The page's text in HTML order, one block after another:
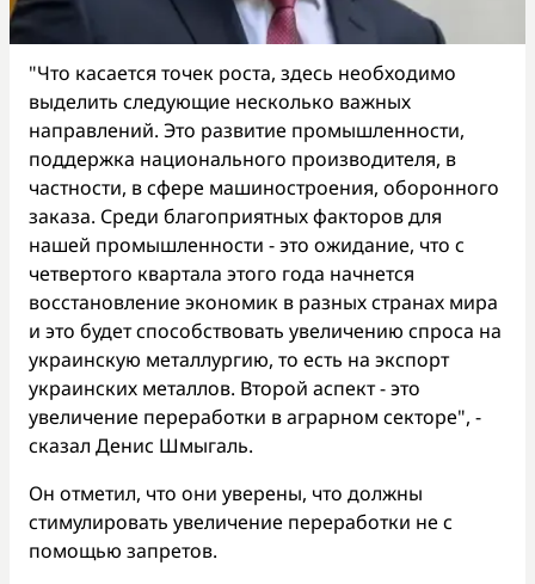
"Что касается точек роста, здесь необходимо
выделить следующие несколько важных
направлений. Это развитие промышленности,
поддержка национального производителя, в
частности, в сфере машиностроения, оборонного
заказа. Среди благоприятных факторов для
нашей промышленности - это ожидание, что с
четвертого квартала этого года начнется
восстановление экономик в разных странах мира
и это будет способствовать увеличению спроса на
украинскую металлургию, то есть на экспорт
украинских металлов. Второй аспект - это
увеличение переработки в аграрном секторе", -
сказал Денис Шмыгаль.
Он отметил, что они уверены, что должны
стимулировать увеличение переработки не с
помощью запретов.